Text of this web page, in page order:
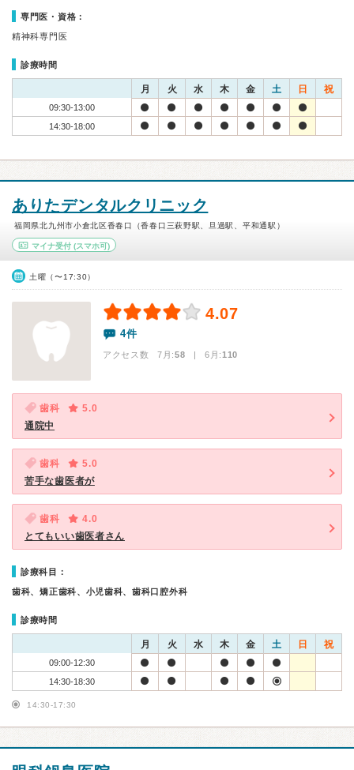
専門医・資格：
精神科専門医
診療時間
月 火 水 木 金 土 日 祝
09:30-13:00
14:30-18:00
ありたデンタルクリニック
福岡県北九州市小倉北区香春口（香春口三萩野駅、旦過駅、平和通駅）
マイナ受付 (スマホ可)
土曜（〜17:30）
4.07
4件
アクセス数 7月:58 | 6月:110
歯科
5.0
通院中
歯科
5.0
苦手な歯医者が
歯科
4.0
とてもいい歯医者さん
診療科目：
歯科、矯正歯科、小児歯科、歯科口腔外科
診療時間
月 火 水 木 金 土 日 祝
09:00-12:30
14:30-18:30
14:30-17:30